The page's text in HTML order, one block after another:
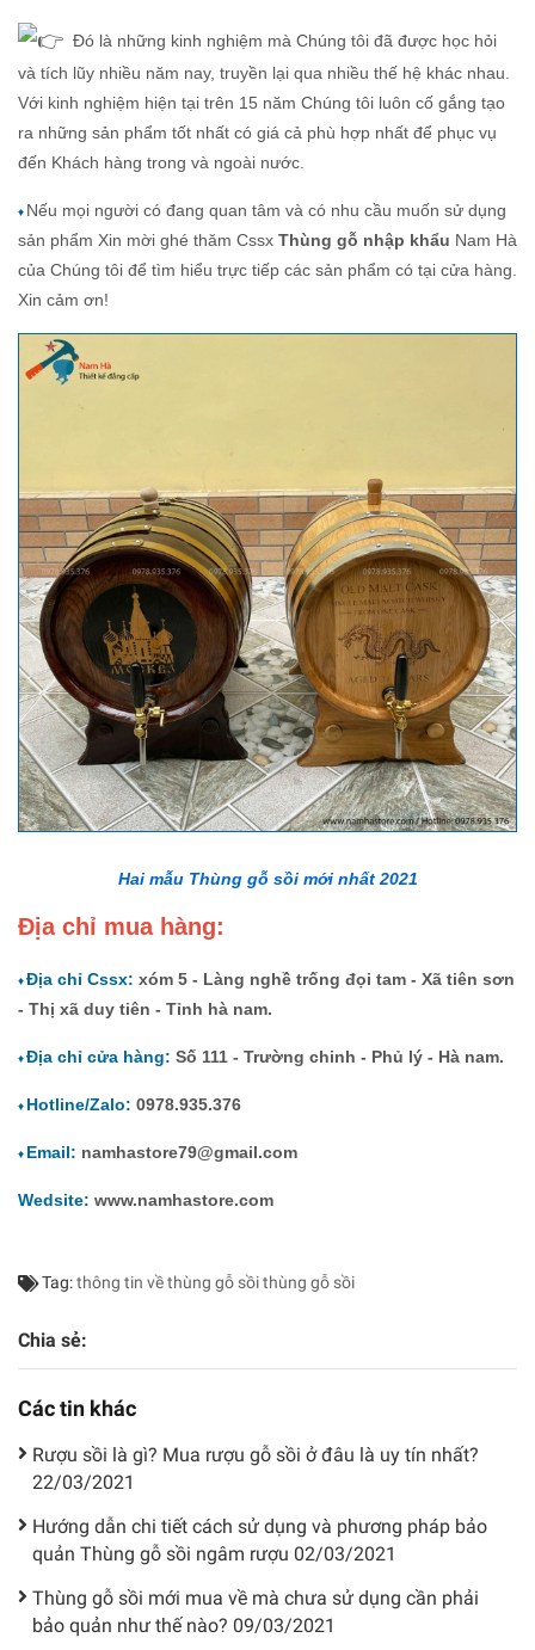
Đó là những kinh nghiệm mà Chúng tôi đã được học hỏi
và tích lũy nhiều năm nay, truyền lại qua nhiều thế hệ khác nhau.
Với kinh nghiệm hiện tại trên 15 năm Chúng tôi luôn cố gắng tạo
ra những sản phẩm tốt nhất có giá cả phù hợp nhất để phục vụ
đến Khách hàng trong và ngoài nước.
♦ Nếu mọi người có đang quan tâm và có nhu cầu muốn sử dụng
sản phẩm Xin mời ghé thăm Cssx Thùng gỗ nhập khẩu Nam Hà
của Chúng tôi để tìm hiểu trực tiếp các sản phẩm có tại cửa hàng.
Xin cảm ơn!
Hai mẫu Thùng gỗ sồi mới nhất 2021
Địa chỉ mua hàng:
♦Địa chỉ Cssx: xóm 5 - Làng nghề trống đọi tam - Xã tiên sơn
- Thị xã duy tiên - Tỉnh hà nam.
♦Địa chỉ cửa hàng: Số 111 - Trường chinh - Phủ lý - Hà nam.
♦ Hotline/Zalo: 0978.935.376
♦ Email: namhastore79@gmail.com
Wedsite: www.namhastore.com
Tag:thông tin về thùng gỗ sồithùng gỗ sồi
Chia sẻ:
Các tin khác
Rượu sồi là gì? Mua rượu gỗ sồi ở đâu là uy tín nhất?
22/03/2021
Hướng dẫn chi tiết cách sử dụng và phương pháp bảo
quản Thùng gỗ sồi ngâm rượu 02/03/2021
Thùng gỗ sồi mới mua về mà chưa sử dụng cần phải
bảo quản như thế nào? 09/03/2021